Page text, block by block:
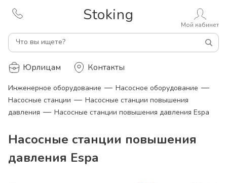
Stoking
Что вы ищете?
Мой кабинет
Юрлицам Контакты
Инженерное оборудование — Насосное оборудование —
Насосные станции — Насосные станции повышения
давления — Насосные станции повышения давления Espa
Насосные станции повышения
давления Espa